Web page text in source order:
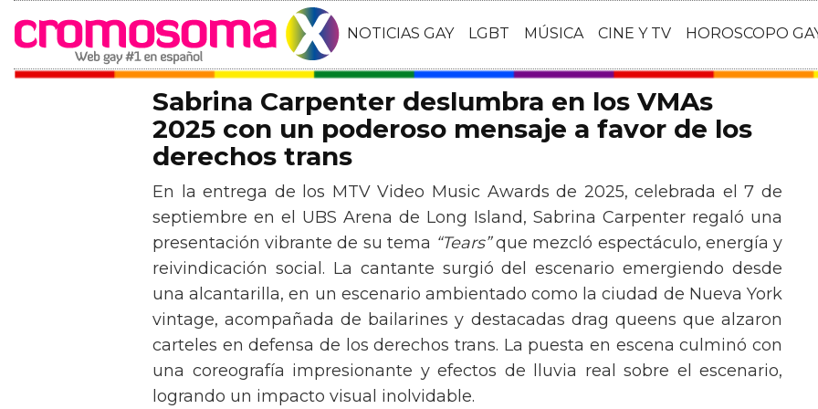
NOTICIAS GAY LGBT MÚSICA CINE Y TV HOROSCOPO
Sabrina Carpenter deslumbra en los VMAs
2025 con un poderoso mensaje a favor de los
derechos trans
En la entrega de los MTV Video Music Awards de 2025, celebrada el 7 de
septiembre en el UBS Arena de Long Island, Sabrina Carpenter regaló una
presentación vibrante de su tema “Tears”que mezcló espectáculo, energía y
reivindicación social. La cantante surgió del escenario emergiendo desde
una alcantarilla, en un escenario ambientado como la ciudad de Nueva York
vintage, acompañada de bailarines y destacadas drag queens que alzaron
carteles en defensa de los derechos trans. La puesta en escena culminó con
una coreografía impresionante y efectos de lluvia real sobre el escenario,
logrando un impacto visual inolvidable.